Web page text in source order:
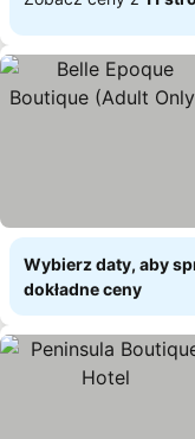
Wybierz daty, aby
dokładne ceny